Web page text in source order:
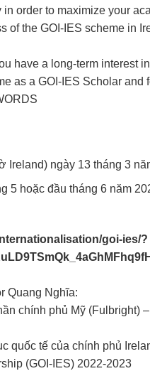
order to maximize your
of the GOI-IES scheme in
have a long-term interest
as a GOI-IES Scholar
Ireland) ngày 13 tháng 3
5 hoặc đầu tháng 6 năm
goi-ies/?
Quang Nghĩa:
chính phủ Mỹ (Fulbright)
quốc tế của chính phủ
(GOI-IES) 2022-2023